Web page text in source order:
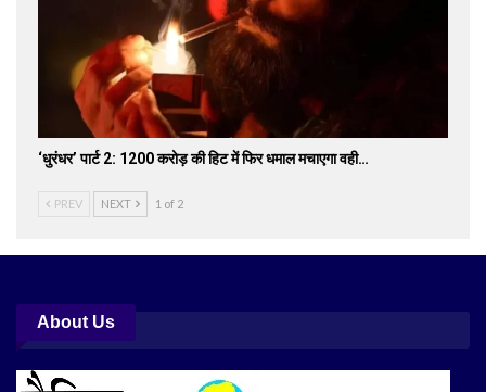
‘धुरंधर’ पार्ट 2: 1200 करोड़ की हिट में फिर धमाल मचाएगा वही…
PREV NEXT 1 of 2
About Us